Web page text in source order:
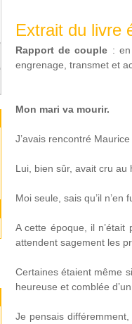
Extrait du livre
Rapport de couple :
engrenage, transmet et
Mon mari va mourir.
J’avais rencontré
Lui, bien sûr, avait cru au
Moi seule, sais qu’il n’en
A cette époque, il
attendent sagement les
Certaines étaient même
heureuse et comblée
Je pensais